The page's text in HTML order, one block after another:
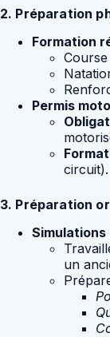
2. Préparation
Formation
Permis moto
circuit).
3. Préparation
Simulations
un